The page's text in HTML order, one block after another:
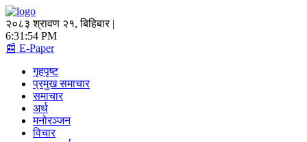
२०८३ श्रावण २१, बिहिबार |
6:31:54 PM
📰 E-Paper
गृहपृष्ट
प्रमुख समाचार
समाचार
अर्थ
मनोरञ्जन
विचार